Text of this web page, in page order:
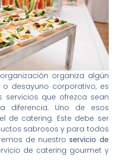
organiza algún
desayuno corporativo, es
que ofrezca sean
diferencia. Uno de esos
de catering. Este debe ser
sabrosos y para todos
de nuestroservicio de
de catering gourmet y